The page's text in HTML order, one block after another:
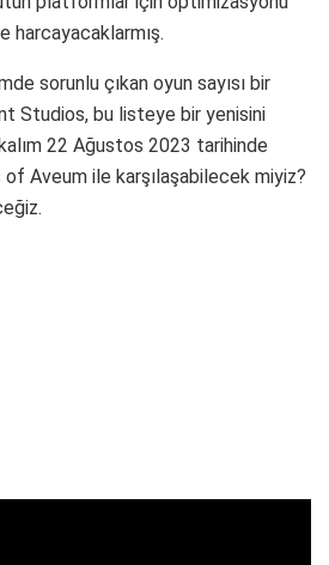
harcayacaklarmış.
sorunlu çıkan oyun sayısı bir
Studios, bu listeye bir yenisini
22 Ağustos 2023 tarihinde
Aveum ile karşılaşabilecek miyiz?